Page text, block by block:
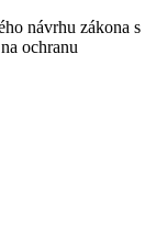
návrhu zákona s
ochranu